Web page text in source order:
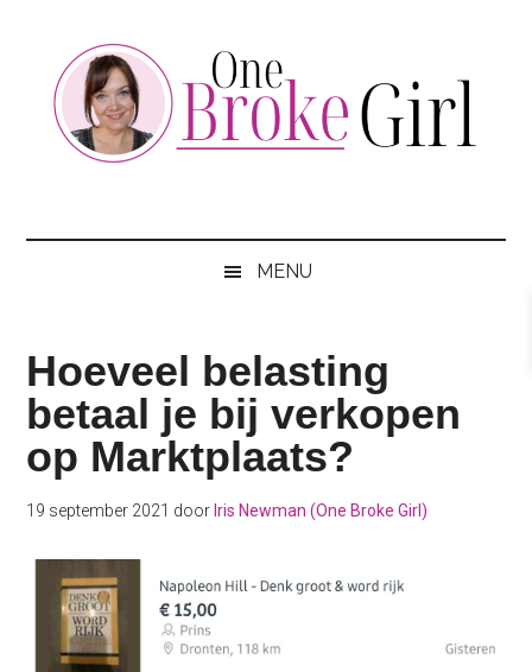
content
secondary
MENU
Hoeveel belasting
betaal je bij verkopen
op Marktplaats?
19 september 2021 door Iris Newman (One Broke Girl)